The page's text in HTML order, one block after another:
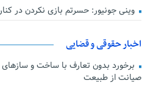
وینی جونیور: حسرتم بازی نکردن در
اخبار حقوقی و قضایی
برخورد بدون تعارف با ساخت‌ و
صیانت از طبیعت